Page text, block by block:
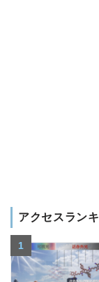
アクセスラン